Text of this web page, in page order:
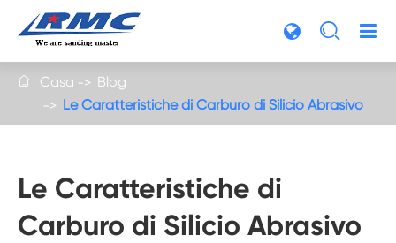

 Casa
Blog
Le Caratteristiche di Carburo di Silicio Abrasivo
Le Caratteristiche di
Carburo di Silicio Abrasivo